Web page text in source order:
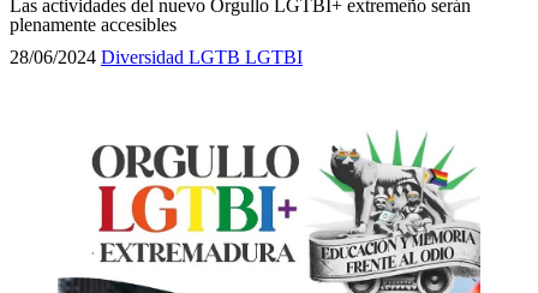
Las actividades del nuevo Orgullo LGTBI+ extremeño serán
plenamente accesibles
28/06/2024 Diversidad LGTB LGTBI